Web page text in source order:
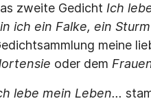
zweite Gedicht Ich
ich ein Falke, ein
meine
oder dem
lebe mein Leben...